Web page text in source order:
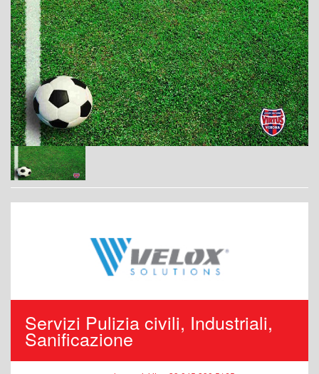
Servizi Pulizia civili, Industriali,
Sanificazione